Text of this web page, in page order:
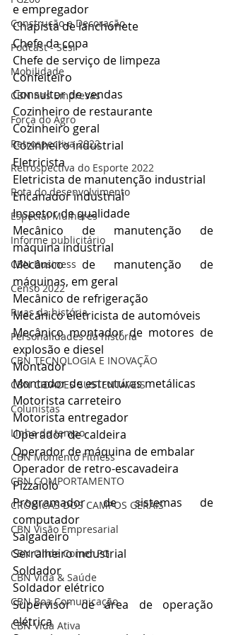
Construção e Decoração
Podcast - Sesi
Mobilidade
CBN nas Empresas
Força do Agro
Retrospectiva 2022
Retrospectiva do Esporte 2022
Rota do desenvolvimento
Especial Mulheres
Informe publicitário
CBN Business
Censo 2022
Ruas da história
Personalidades da história
CBN TECNOLOGIA E INOVAÇÃO
CBN CIDADES SUSTENTÁVEIS
Colunistas
Linha do tempo
CBN Momento Fitness
CBN COMPORTAMENTO
CRÔNICAS DOS CAMPOS GERAIS
CBN Visão Empresarial
CBN Onde Comer PG
CBN Vida & Saúde
CBN Boa Comunicação
CBN Vida Ativa
e empregador
Chapista de lanchonete
Chefe da copa
Chefe de serviço de limpeza
Confeiteiro
Consultor de vendas
Cozinheiro de restaurante
Cozinheiro geral
Cozinheiro industrial
Eletricista
Eletricista de manutenção industrial
Encanador industrial
Inspetor de qualidade
Mecânico de manutenção de
máquina industrial
Mecânico de manutenção de
máquinas, em geral
Mecânico de refrigeração
Mecânico eletricista de automóveis
Mecânico montador de motores de
explosão e diesel
Montador
Montador de estruturas metálicas
Motorista carreteiro
Motorista entregador
Operador de caldeira
Operador de máquina de embalar
Operador de retro-escavadeira
Pizzaiolo
Programador de sistemas de
computador
Salgadeiro
Serralheiro industrial
Soldador
Soldador elétrico
Supervisor de área de operação
elétrica